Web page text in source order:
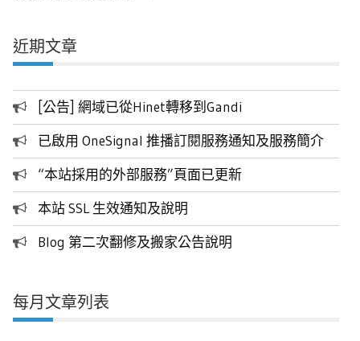
近期文章
[公告] 網域已從Hinet轉移到Gandi
已啟用 OneSignal 推播訂閱服務通知及服務簡介
“本站採用的外部服務”頁面已更新
本站 SSL 生效通知及說明
Blog 第二次翻修及搬家公告說明
每月文章列表